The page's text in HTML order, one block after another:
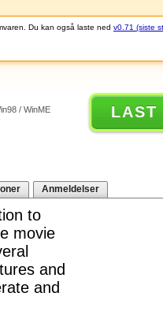
Du kan også laste ned v0.71 (siste
/ WinME
LAST
Anmeldelser
to
movie
and
and